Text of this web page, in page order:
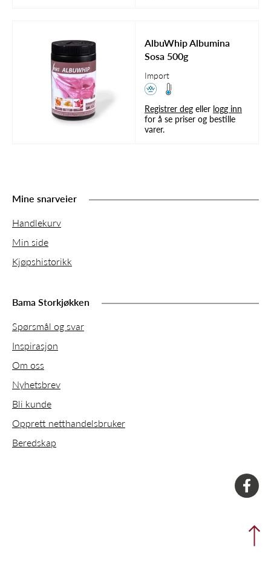
AlbuWhip Albumina
Sosa 500g
Import
Registrer deg eller logg inn
for å se priser og bestille
varer.
Mine snarveier
Handlekurv
Min side
Kjøpshistorikk
Bama Storkjøkken
Spørsmål og svar
Inspirasjon
Om oss
Nyhetsbrev
Bli kunde
Opprett netthandelsbruker
Beredskap